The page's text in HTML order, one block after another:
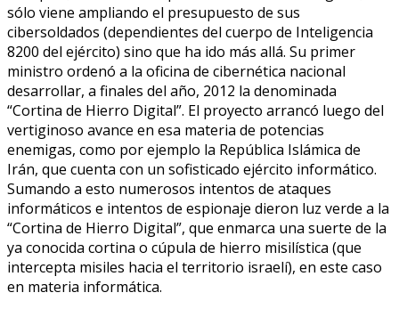
sólo viene ampliando el presupuesto de sus
cibersoldados (dependientes del cuerpo de Inteligencia
8200 del ejército) sino que ha ido más allá. Su primer
ministro ordenó a la oficina de cibernética nacional
desarrollar, a finales del año, 2012 la denominada
“Cortina de Hierro Digital”. El proyecto arrancó luego del
vertiginoso avance en esa materia de potencias
enemigas, como por ejemplo la República Islámica de
Irán, que cuenta con un sofisticado ejército informático.
Sumando a esto numerosos intentos de ataques
informáticos e intentos de espionaje dieron luz verde a la
“Cortina de Hierro Digital”, que enmarca una suerte de la
ya conocida cortina o cúpula de hierro misilística (que
intercepta misiles hacia el territorio israelí), en este caso
en materia informática.